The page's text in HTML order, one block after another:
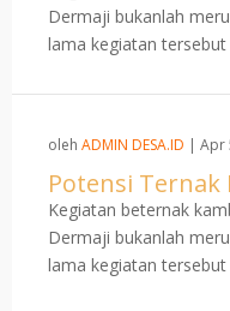
Dermaji bukanlah
lama kegiatan tersebut
oleh ADMIN DESA.ID | Apr
Potensi Ternak
Kegiatan beternak
Dermaji bukanlah
lama kegiatan tersebut